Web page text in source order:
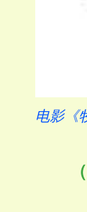
电影《